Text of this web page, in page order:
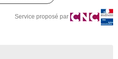
Service proposé par